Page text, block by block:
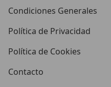
Condiciones Generales
Política de Privacidad
Política de Cookies
Contacto